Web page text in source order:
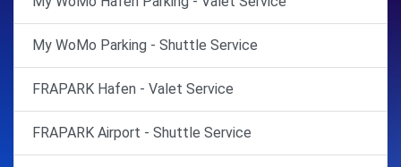
My WoMo Parking - Shuttle Service
FRAPARK Hafen - Valet Service
FRAPARK Airport - Shuttle Service